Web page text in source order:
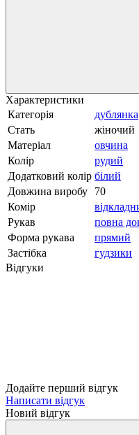
Характеристики
Категорія
дублянка
Стать
жіночий
Матеріал
овчина
Колір
рудий
Додатковий колір білий
Довжина виробу
70
Комір
Рукав
повна
Форма рукава
прямий
Застібка
гудзики
Відгуки
Додайте перший відгук
Написати відгук
Новий відгук